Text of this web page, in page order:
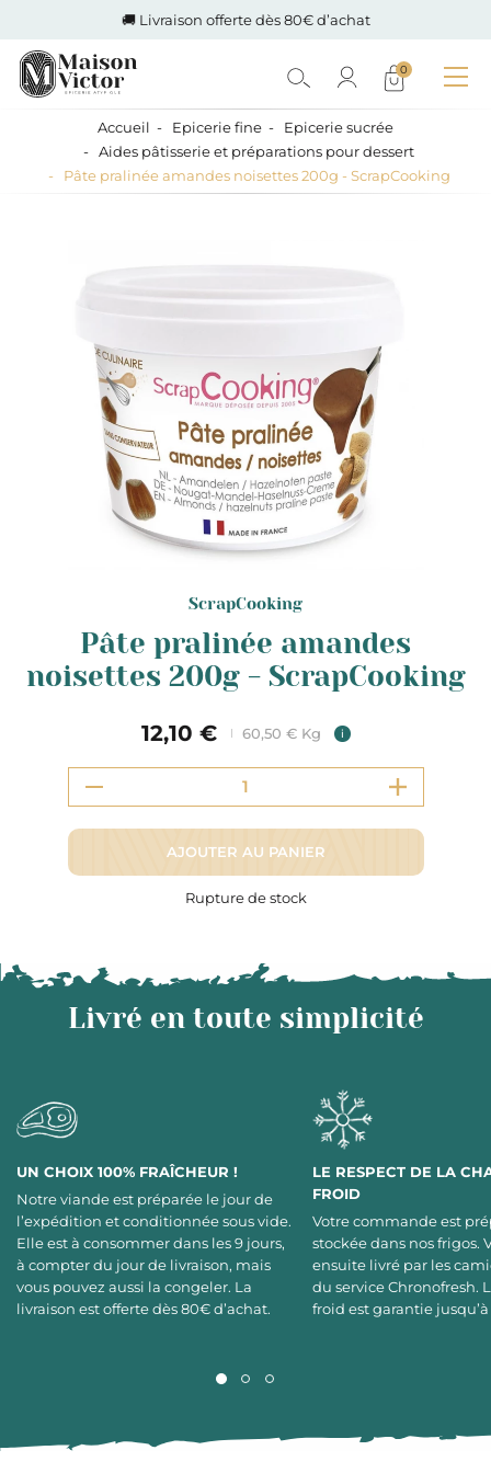
🚚 Livraison offerte dès 80€ d’achat
0
Accueil Epicerie fine
Epicerie sucrée
Aides pâtisserie et préparations pour dessert
Pâte pralinée amandes noisettes 200g - ScrapCooking
ScrapCooking
Pâte pralinée amandes
noisettes 200g - ScrapCooking
12,10 € 60,50 € Kg i
AJOUTER AU PANIER
Rupture de stock
Livré en toute simplicité
UN CHOIX 100% FRAÎCHEUR !
Notre viande est préparée le jour de
l’expédition et conditionnée sous vide.
Elle est à consommer dans les 9 jours,
à compter du jour de livraison, mais
vous pouvez aussi la congeler. La
livraison est offerte dès 80€ d’achat.
LE RESPECT DE LA
FROID
Votre commande est
stockée dans nos frigos.
ensuite livré par les
du service Chronofresh.
froid est garantie